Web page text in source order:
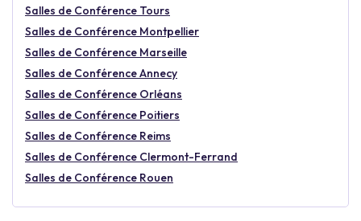
Salles de Conférence Tours
Salles de Conférence Montpellier
Salles de Conférence Marseille
Salles de Conférence Annecy
Salles de Conférence Orléans
Salles de Conférence Poitiers
Salles de Conférence Reims
Salles de Conférence Clermont-Ferrand
Salles de Conférence Rouen